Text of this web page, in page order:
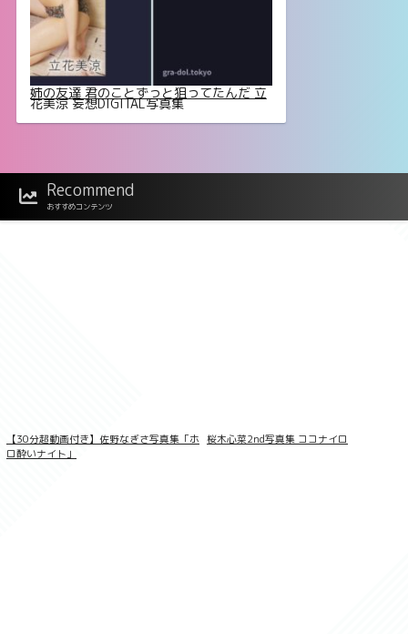
姉の友達 君のことずっと狙ってたんだ 立
花美涼 妄想DIGITAL写真集
真実！ 葵なつ 妄想DIGITAL写真集
Recommend
おすすめコンテンツ
【30分超動画付き】佐野なぎさ写真集「ホ
ロ酔いナイト」
桜木心菜2nd写真集 ココナイロ